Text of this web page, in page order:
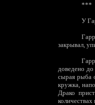
***
У
закрывал,
доведено
сырая рыба
кружка,
Драко